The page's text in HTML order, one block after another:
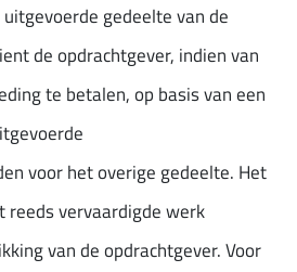
gedeelte van de
de opdrachtgever, indien van
te betalen, op basis van een
voor het overige gedeelte. Het
vervaardigde werk
van de opdrachtgever. Voor